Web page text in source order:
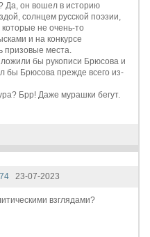
Да, он вошел в историю
солнцем русской поэзии,
не очень-то
и на конкурсе
призовые места.
бы рукописи Брюсова и
бы Брюсова прежде всего из-
Брр! Даже мурашки бегут.
23-07-2023
взглядами?